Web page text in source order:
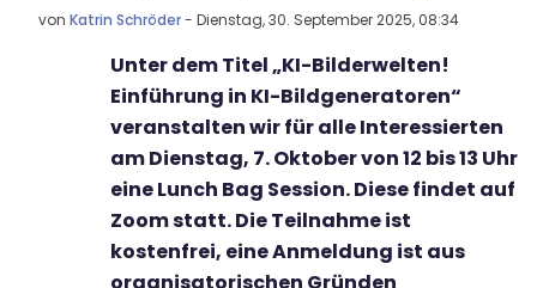
von Katrin Schröder- Dienstag, 30. September 2025, 08:34
Unter dem Titel „KI-Bilderwelten!
Einführung in KI-Bildgeneratoren“
veranstalten wir für alle Interessierten
am Dienstag, 7. Oktober von 12 bis 13 Uhr
eine Lunch Bag Session. Diese findet auf
Zoom statt. Die Teilnahme ist
kostenfrei, eine Anmeldung ist aus